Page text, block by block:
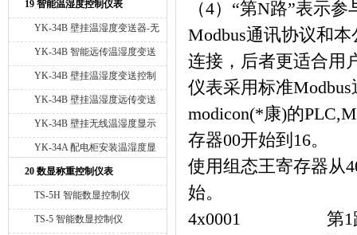
19 智能温湿度控制仪表
YK-34B 壁挂温湿度变送器-无
显示
YK-34B 智能远传温湿度变送
器-无显示
YK-34B 壁挂温湿度变送控制
器
YK-34B 壁挂温湿度远传变送
控制器
YK-34B 壁挂无线温湿度显示
仪
YK-34A 配电柜安装温湿度显
示仪
20 数显称重控制仪表
TS-5H 智能数显控制仪
TS-5 智能数显控制仪
（4）“第N路”表示参
Modbus通讯协议和
连接，后者更适合用
仪表采用标准Modbus
modicon(*康)的
存器00开始到 16。
使用组态王寄存器从
始。
4x0001 第1